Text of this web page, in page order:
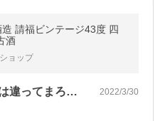
請福ビンテージ43度 四
年古酒
ョップ
風味も味も通常の請福とは違ってまろやか… 2022/3/30